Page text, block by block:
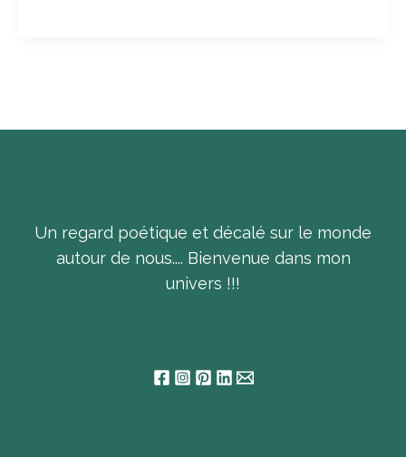
Un regard poétique et décalé sur le monde
autour de nous.... Bienvenue dans mon
univers !!!